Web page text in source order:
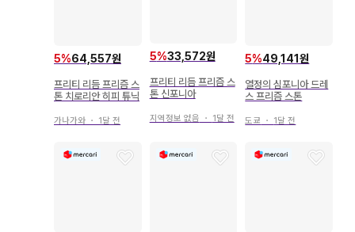
5%64,557원
프리티 리듬 프리즘 스
톤 치로리안 히피 튜닉
가나가와 ・ 1달 전
5%33,572원
프리티 리듬 프리즘 스
톤 신포니아
지역정보 없음 ・ 1달 전
5%49,141원
열정의 심포니아 드레
스 프리즘 스톤
도쿄 ・ 1달 전